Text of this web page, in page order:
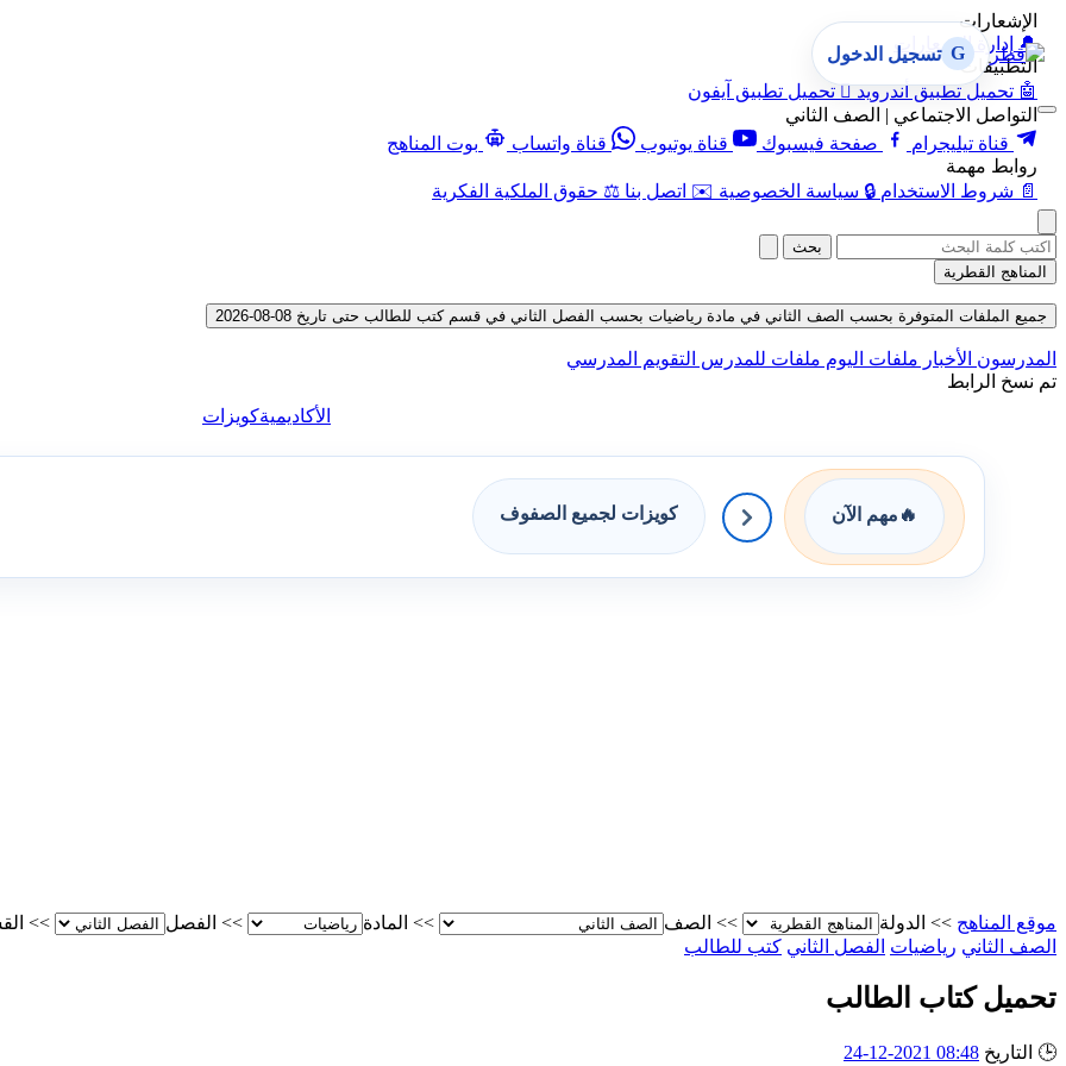
الإشعارات
🔔 إدارة الإشعارات
التطبيقات
🤖 تحميل تطبيق أندرويد  تحميل تطبيق آيفون
التواصل الاجتماعي | الصف الثاني
قناة تيليجرام
صفحة فيسبوك قناة يوتيوب قناة واتساب
بوت المناهج
روابط مهمة
📄 شروط الاستخدام 🔒 سياسة الخصوصية ✉️ اتصل بنا ⚖️ حقوق الملكية الفكرية
G تسجيل الدخول
بحث
المناهج القطرية
جميع الملفات المتوفرة بحسب الصف الثاني في مادة رياضيات بحسب الفصل الثاني في قسم كتب للطالب حتى تاريخ 08-08-2026
المدرسون الأخبار ملفات اليوم ملفات للمدرس التقويم المدرسي
تم نسخ الرابط
الأكاديميةكويزات
🔥 مهم الآن كويزات لجميع الصفوف
موقع المناهج >> الدولة >> الصف >> المادة >> الفصل >>
الصف الثاني رياضيات الفصل الثاني كتب للطالب
تحميل كتاب الطالب
🕒 التاريخ 08:48 2021-12-24